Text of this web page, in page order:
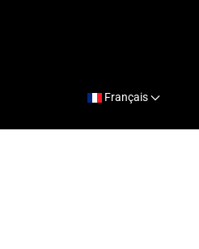
Français